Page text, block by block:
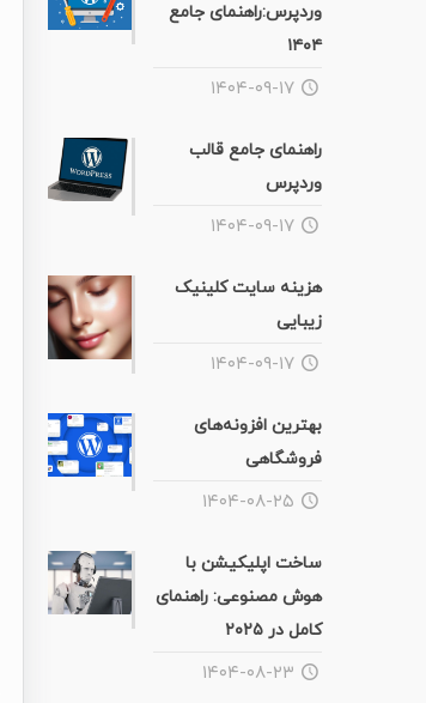
وردپرس:راهنمای جامع
۱۴۰۴
۱۴۰۴-۰۹-۱۷
راهنمای جامع قالب
وردپرس
۱۴۰۴-۰۹-۱۷
هزینه سایت کلینیک
زیبایی
۱۴۰۴-۰۹-۱۷
بهترین افزونه‌های
فروشگاهی
۱۴۰۴-۰۸-۲۵
ساخت اپلیکیشن با
هوش مصنوعی: راهنمای
کامل در ۲۰۲۵
۱۴۰۴-۰۸-۲۳